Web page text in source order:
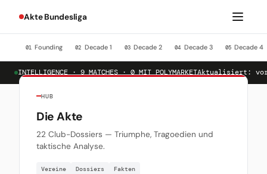
Akte Bundesliga
01 Founding 02 Decade 1 03 Decade 2 04 Decade 3 05 Decade 4
INTELLIGENCE · 9 MATCHES · 0 MIT POLYMARKETAktualisiert: vor
HUB
Die Akte
22 Club-Dossiers — Triumphe, Tragoedien und
taktische Analyse.
Vereine Dossiers Fakten